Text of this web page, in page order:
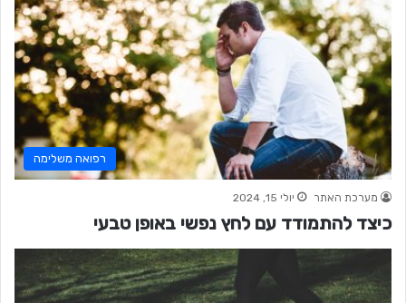
רפואה משלימה
מערכת האתר יולי 15, 2024
כיצד להתמודד עם לחץ נפשי באופן טבעי